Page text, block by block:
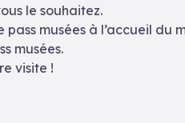
le souhaitez.
pass musées à l’accueil du
musées.
visite !